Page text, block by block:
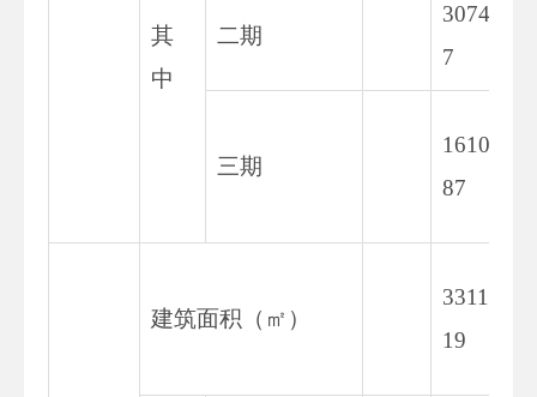
其
中
二期
3074.5
7
三期
16105.
87
建筑面积（㎡）
33117.
19